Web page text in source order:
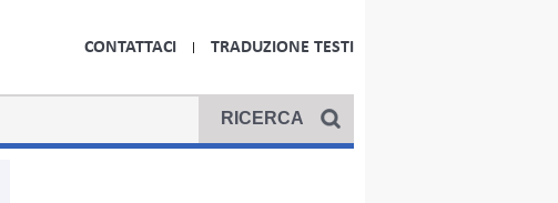
CONTATTACI TRADUZIONE TESTI